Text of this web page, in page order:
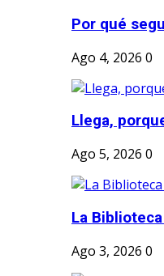
Por qué
Ago 4, 2026 0
Llega,
Ago 5, 2026 0
La
Ago 3, 2026 0